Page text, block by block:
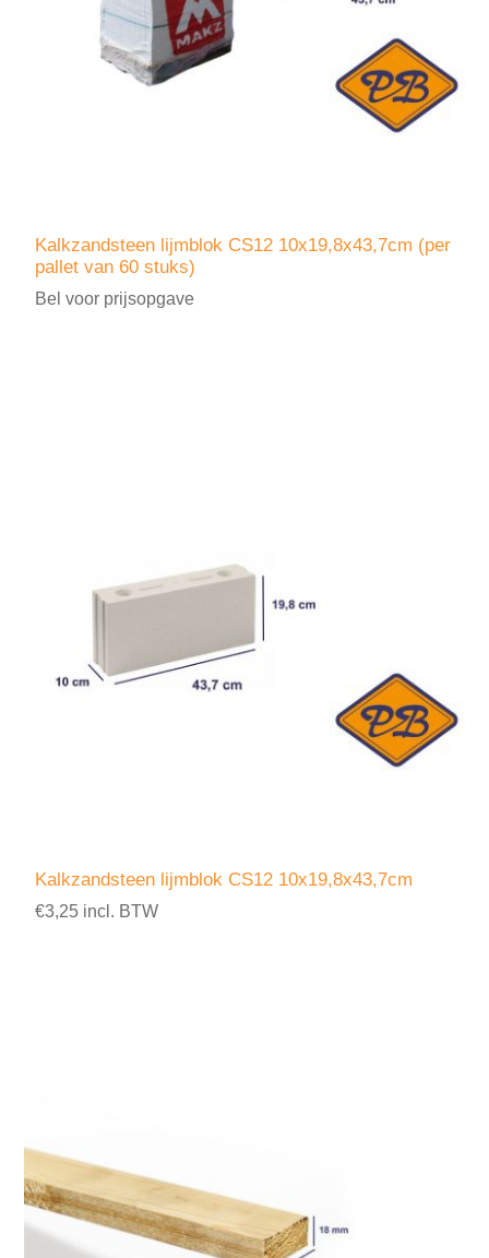
Kalkzandsteen lijmblok CS12 10x19,8x43,7cm (per
pallet van 60 stuks)
Bel voor prijsopgave
Kalkzandsteen lijmblok CS12 10x19,8x43,7cm
€3,25 incl. BTW